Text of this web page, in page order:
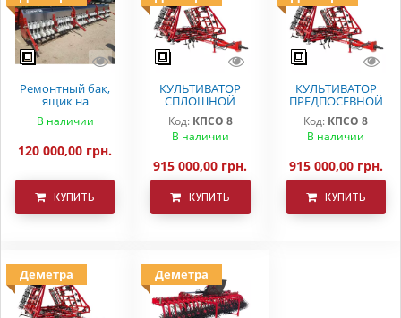
Ремонтный бак,
ящик на
вариаторную
сеялку СЗ 5.4
В наличии
120 000,00 грн.
КУПИТЬ
КУЛЬТИВАТОР
СПЛОШНОЙ
ОБРАБОТКИ
ДЕМЕТРА КПСО-8
Код: КПСО 8
В наличии
915 000,00 грн.
КУПИТЬ
КУЛЬТИВАТОР
ПРЕДПОСЕВНОЙ
ОБРАБОТКИ
КПСО-8 ДЕМЕТРА
Код: КПСО 8
В наличии
915 000,00 грн.
КУПИТЬ
Деметра Деметра